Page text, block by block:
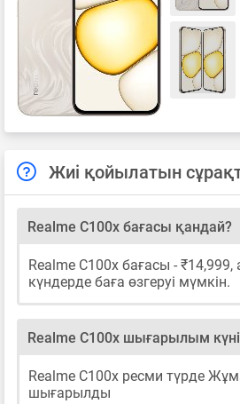
Жиі қойылатын
Realme C100x бағасы қандай?
Realme C100x бағасы -
күндерде баға өзгеруі мүмкін.
Realme C100x шығарылым
Realme C100x ресми түрде
шығарылды